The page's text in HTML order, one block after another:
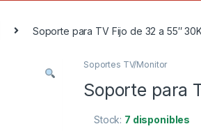
Soporte para TV Fijo de 32 a 55″
Soportes TV/Monitor
Soporte para
Stock: 7 disponibles